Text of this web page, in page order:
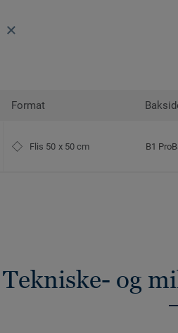
Format
Flis 50 x 50 cm B1
Tekniske- og